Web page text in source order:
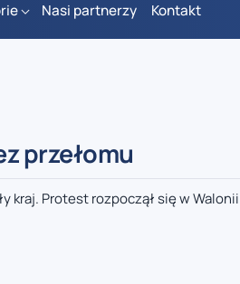
Nasi partnerzy Kontakt
przełomu
kraj. Protest rozpoczął się w Walonii